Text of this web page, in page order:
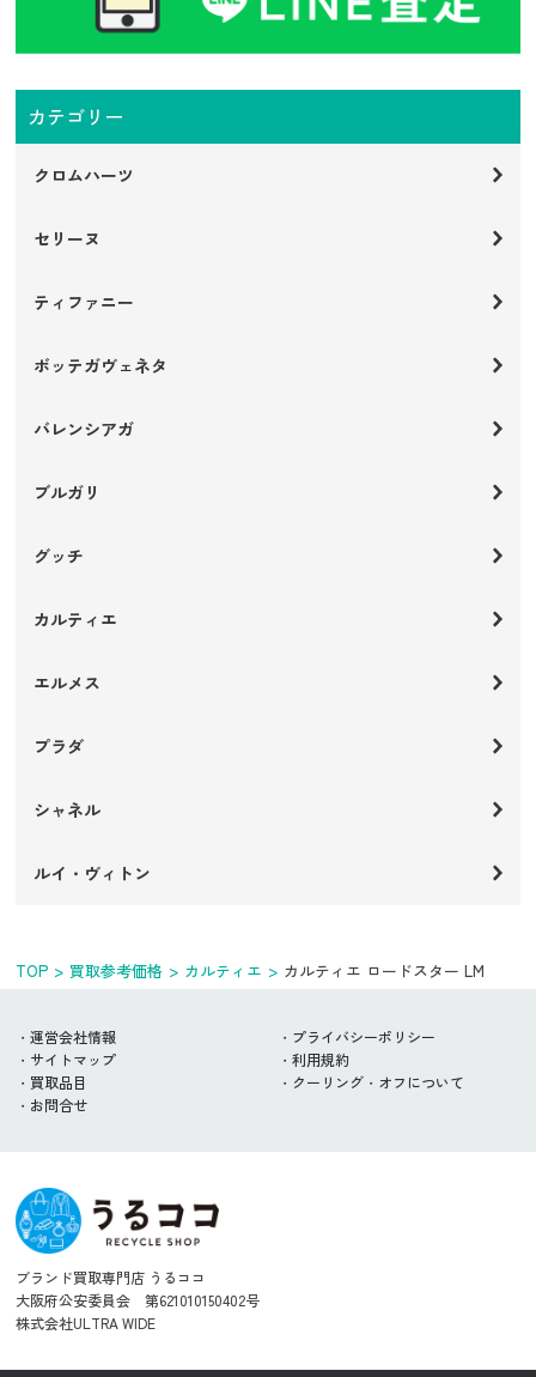
カテゴリー
クロムハーツ
セリーヌ
ティファニー
ボッテガヴェネタ
バレンシアガ
ブルガリ
グッチ
カルティエ
エルメス
プラダ
シャネル
ルイ・ヴィトン
TOP 買取参考価格 カルティエ カルティエ ロードスター LM
運営会社情報
プライバシーポリシー
サイトマップ
利用規約
買取品目
クーリング・オフについて
お問合せ
ブランド買取専門店 うるココ
大阪府公安委員会 第621010150402号
株式会社ULTRA WIDE